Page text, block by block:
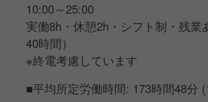
10:00～25:00
実働8h・休憩2h・シフト制・残業
40時間）
※終電考慮しています
■平均所定労働時間: 173時間48分